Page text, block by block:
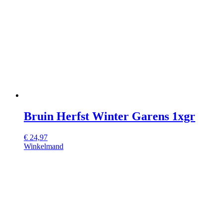
Bruin Herfst Winter Garens 1xgr
€ 24,97
Winkelmand